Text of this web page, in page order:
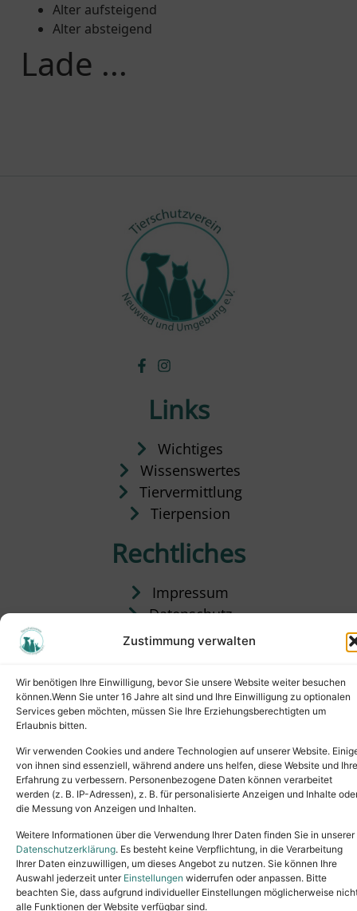
Zustimmung verwalten
Wir benötigen Ihre Einwilligung, bevor Sie unsere Website weiter besuchen
können.Wenn Sie unter 16 Jahre alt sind und Ihre Einwilligung zu optionalen
Services geben möchten, müssen Sie Ihre Erziehungsberechtigten um
Erlaubnis bitten.
Wir verwenden Cookies und andere Technologien auf unserer Website.
von ihnen sind essenziell, während andere uns helfen, diese Website und Ihre
Erfahrung zu verbessern. Personenbezogene Daten können verarbeitet
werden (z. B. IP-Adressen), z. B. für personalisierte Anzeigen und Inhalte
die Messung von Anzeigen und Inhalten.
Weitere Informationen über die Verwendung Ihrer Daten finden Sie in unserer
Datenschutzerklärung. Es besteht keine Verpflichtung, in die Verarbeitung
Ihrer Daten einzuwilligen, um dieses Angebot zu nutzen. Sie können Ihre
Auswahl jederzeit unter Einstellungen widerrufen oder anpassen. Bitte
beachten Sie, dass aufgrund individueller Einstellungen möglicherweise
alle Funktionen der Website verfügbar sind.
Alter aufsteigend
Alter absteigend
Lade ...
Links
Wichtiges
Wissenswertes
Tiervermittlung
Tierpension
Rechtliches
Impressum
Datenschutz
Satzung
Copyright © 2024. All rights reserved.
Tel.: (02631) 55356buero@tierheim-neuwied.de
Ludwigshof 1, 56567 Neuwied